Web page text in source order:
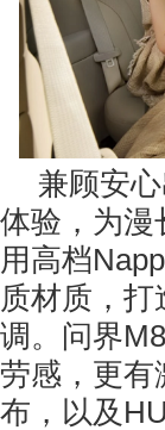
兼顾安
体验，为漫
用高档
质材质，
调。问界
劳感，更有
布，以及